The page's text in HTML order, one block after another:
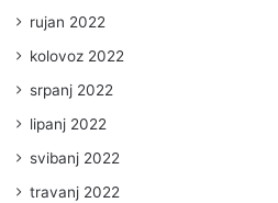
rujan 2022
kolovoz 2022
srpanj 2022
lipanj 2022
svibanj 2022
travanj 2022